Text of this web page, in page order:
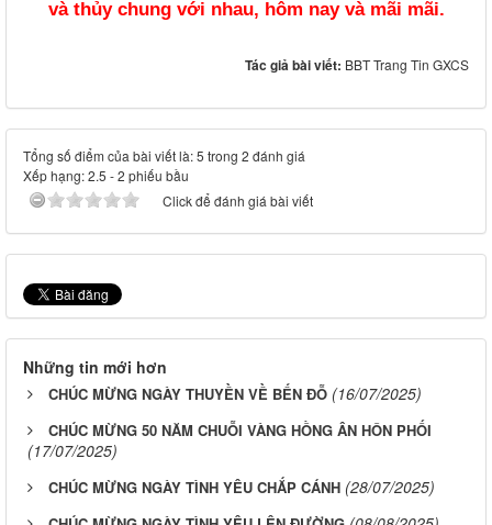
và thủy chung với nhau, hôm nay và mãi mãi.
Tác giả bài viết: BBT Trang Tin GXCS
Tổng số điểm của bài viết là: 5 trong 2 đánh giá
Xếp hạng:2.5 -2 phiếu bầu
Click để đánh giá bài viết
Những tin mới hơn
CHÚC MỪNG NGÀY THUYỀN VỀ BẾN ĐỖ (16/07/2025)
CHÚC MỪNG 50 NĂM CHUỖI VÀNG HỒNG ÂN HÔN PHỐI
(17/07/2025)
CHÚC MỪNG NGÀY TÌNH YÊU CHẮP CÁNH (28/07/2025)